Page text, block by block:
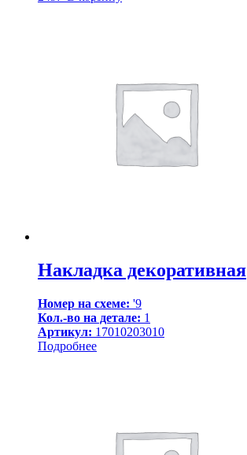
Накладка декоративная
Номер на схеме: '9
Кол.-во на детале: 1
Артикул: 17010203010
Подробнее